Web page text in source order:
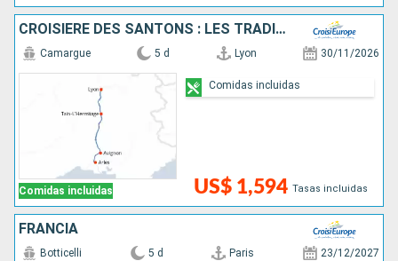
CROISIÈRE DES SANTONS : LES TRADITIONS DE NOËL DE LA VALLÉE DU RHÔNE
Comidas incluidas
Camargue 5 d Lyon 30/11/2026
US$ 1,594 Tasas incluidas
Comidas incluidas
FRANCIA
Botticelli 5 d Paris 23/12/2027